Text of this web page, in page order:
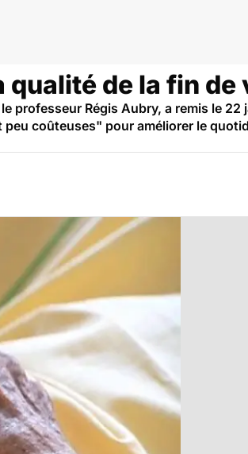
qualité de la fin de
professeur Régis Aubry, a remis le 22
coûteuses" pour améliorer le